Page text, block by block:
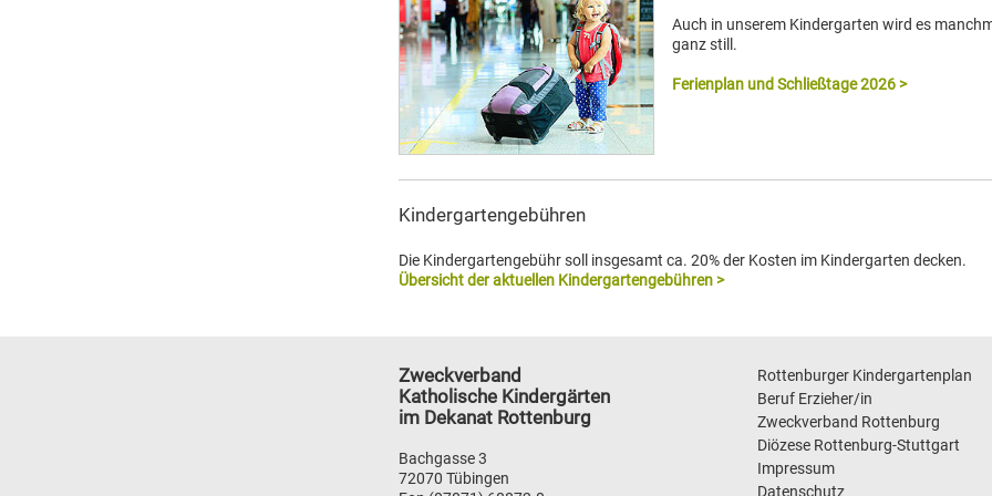
Auch in unserem Kindergarten wird es
ganz still.
Ferienplan und Schließtage 2026 >
Kindergartengebühren
Die Kindergartengebühr soll insgesamt ca. 20% der Kosten im Kindergarten decken.
Übersicht der aktuellen Kindergartengebühren >
Zweckverband
Katholische Kindergärten
im Dekanat Rottenburg
Bachgasse 3
72070 Tübingen
Rottenburger Kindergartenplan
Beruf Erzieher/in
Zweckverband Rottenburg
Diözese Rottenburg-Stuttgart
Impressum
Datenschutz